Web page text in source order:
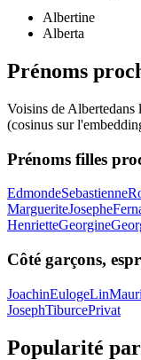
Albertine
Alberta
Prénoms
Voisins de Albertedans
(cosinus sur
Prénoms filles
EdmondeSebastienne
MargueriteJosephe
HenrietteGeorgine
Côté garçons,
JoachinEulogeLin
JosephTiburcePrivat
Popularité